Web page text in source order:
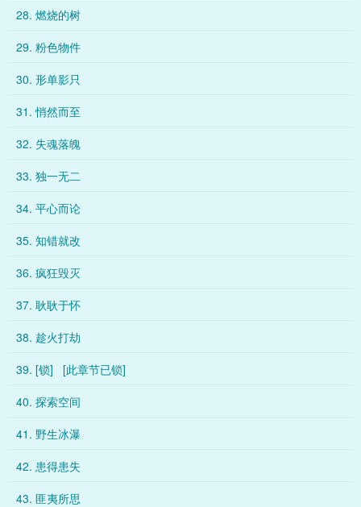
28. 燃烧的树
29. 粉色物件
30. 形单影只
31. 悄然而至
32. 失魂落魄
33. 独一无二
34. 平心而论
35. 知错就改
36. 疯狂毁灭
37. 耿耿于怀
38. 趁火打劫
39. [锁] [此章节已锁]
40. 探索空间
41. 野生冰瀑
42. 患得患失
43. 匪夷所思